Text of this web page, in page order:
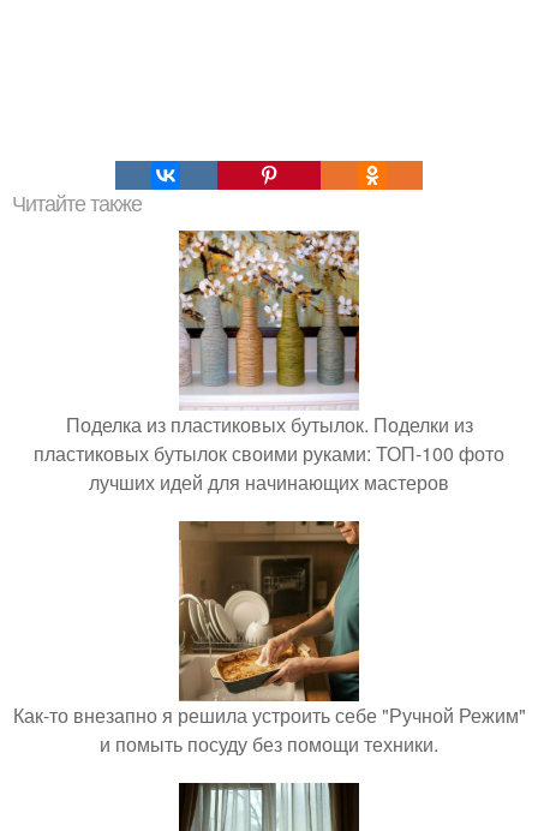
Читайте также
Поделка из пластиковых бутылок. Поделки из
пластиковых бутылок своими руками: ТОП-100 фото
лучших идей для начинающих мастеров
Как-то внезапно я решила устроить себе "Ручной Режим"
и помыть посуду без помощи техники.